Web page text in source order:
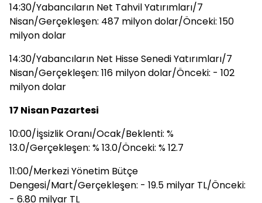
14:30/Yabancıların Net Tahvil Yatırımları/7
Nisan/Gerçekleşen: 487 milyon dolar/Önceki: 150
milyon dolar
14:30/Yabancıların Net Hisse Senedi Yatırımları/7
Nisan/Gerçekleşen: 116 milyon dolar/Önceki: - 102
milyon dolar
17 Nisan Pazartesi
10:00/İşsizlik Oranı/Ocak/Beklenti: %
13.0/Gerçekleşen: % 13.0/Önceki: % 12.7
11:00/Merkezi Yönetim Bütçe
Dengesi/Mart/Gerçekleşen: - 19.5 milyar TL/Önceki:
- 6.80 milyar TL